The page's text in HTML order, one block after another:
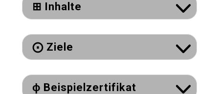
⊞ Inhalte
⨀ Ziele
ɸ Beispielzertifikat